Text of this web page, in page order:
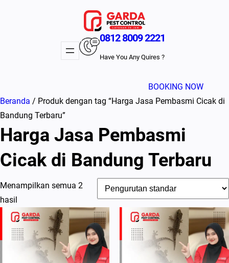
0812 8009 2221
Have You Any Quires ?
BOOKING NOW
Beranda / Produk dengan tag “Harga Jasa Pembasmi Cicak di
Bandung Terbaru”
Harga Jasa Pembasmi
Cicak di Bandung Terbaru
Menampilkan semua 2
hasil